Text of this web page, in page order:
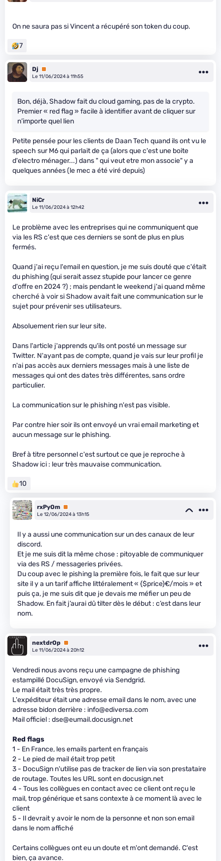
On ne saura pas si Vincent a récupéré son token du coup.
7
Dj
Premium
Le 11/06/2024 à 11h55
Bon, déjà, Shadow fait du cloud gaming, pas de la crypto.
Premier « red flag » facile à identifier avant de cliquer sur
n’importe quel lien
Petite pensée pour les clients de Daan Tech quand ils ont vu le
speech sur M6 qui parlait de ça (alors que c'est une boite
d'electro ménager...) dans " qui veut etre mon associe" y a
quelques années (le mec a été viré depuis)
NiCr
Le 11/06/2024 à 12h42
Le problème avec les entreprises qui ne communiquent que
via les RS c'est que ces derniers se sont de plus en plus
fermés.
Quand j'ai reçu l'email en question, je me suis douté que c'était
du phishing (qui serait assez stupide pour lancer ce genre
d'offre en 2024 ?) ; mais pendant le weekend j'ai quand même
cherché à voir si Shadow avait fait une communication sur le
sujet pour prévenir ses utilisateurs.
Absoluement rien sur leur site.
Dans l'article j'apprends qu'ils ont posté un message sur
Twitter. N'ayant pas de compte, quand je vais sur leur profil je
n'ai pas accès aux derniers messages mais à une liste de
messages qui ont des dates très différentes, sans ordre
particulier.
La communication sur le phishing n'est pas visible.
Par contre hier soir ils ont envoyé un vrai email marketing et
aucun message sur le phishing.
Bref à titre personnel c'est surtout ce que je reproche à
Shadow ici : leur très mauvaise communication.
10
rxPyOm Premium
Le 12/06/2024 à 13h15
Il y a aussi une communication sur un des canaux de leur
discord.
Et je me suis dit la même chose : pitoyable de communiquer
via des RS / messageries privées.
Du coup avec le pishing la première fois, le fait que sur leur
site il y a un tarif affiche littéralement « {$price}€/mois » et
puis ça, je me suis dit que je devais me méfier un peu de
Shadow. En fait j’aurai dû tilter dès le début : c’est dans leur
nom.
nextdrOp
Premium
Le 11/06/2024 à 20h12
Vendredi nous avons reçu une campagne de phishing
estampillé DocuSign, envoyé via Sendgrid.
Le mail était très très propre.
L'expéditeur était une adresse email dans le nom, avec une
adresse bidon derrière : info@ediversa.com
Mail officiel : dse@eumail.docusign.net
Red flags
1 - En France, les emails partent en français
2 - Le pied de mail était trop petit
3 - DocuSign n'utilise pas de tracker de lien via son prestataire
de routage. Toutes les URL sont en docusign.net
4 - Tous les collègues en contact avec ce client ont reçu le
mail, trop générique et sans contexte à ce moment là avec le
client
5 - Il devrait y avoir le nom de la personne et non son email
dans le nom affiché
Certains collègues ont eu un doute et m'ont demandé. C'est
bien, ça avance.